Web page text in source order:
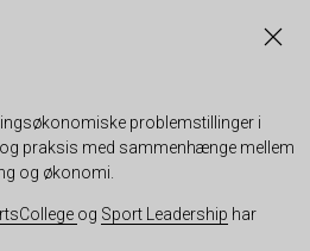
problemstillinger i
praksis med sammenhænge mellem
og økonomi.
og Sport Leadership har